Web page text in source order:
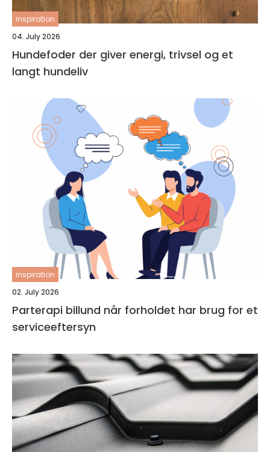
inspiration
04. July 2026
Hundefoder der giver energi, trivsel og et
langt hundeliv
inspiration
02. July 2026
Parterapi billund når forholdet har brug for et
serviceeftersyn